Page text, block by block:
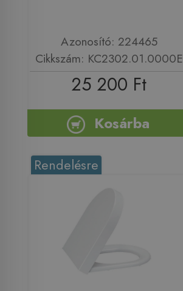
Azonosító: 224465
Cikkszám: KC2302.01.0000E
25 200 Ft
Kosárba
Rendelésre